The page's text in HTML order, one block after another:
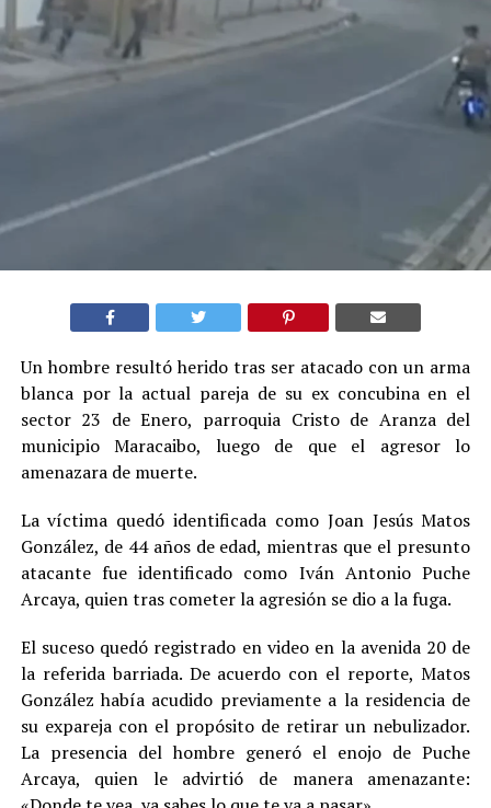
Un hombre resultó herido tras ser atacado con un arma
blanca por la actual pareja de su ex concubina en el
sector 23 de Enero, parroquia Cristo de Aranza del
municipio Maracaibo, luego de que el agresor lo
amenazara de muerte.
La víctima quedó identificada como Joan Jesús Matos
González, de 44 años de edad, mientras que el presunto
atacante fue identificado como Iván Antonio Puche
Arcaya, quien tras cometer la agresión se dio a la fuga.
El suceso quedó registrado en video en la avenida 20 de
la referida barriada. De acuerdo con el reporte, Matos
González había acudido previamente a la residencia de
su expareja con el propósito de retirar un nebulizador.
La presencia del hombre generó el enojo de Puche
Arcaya, quien le advirtió de manera amenazante: